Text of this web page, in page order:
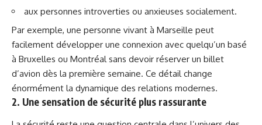
aux personnes introverties ou anxieuses socialement.
Par exemple, une personne vivant à Marseille peut
facilement développer une connexion avec quelqu’un basé
à Bruxelles ou Montréal sans devoir réserver un billet
d’avion dès la première semaine. Ce détail change
énormément la dynamique des relations modernes.
2. Une sensation de sécurité plus rassurante